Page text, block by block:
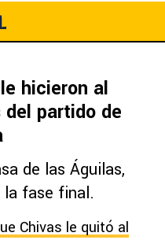
hicieron al
partido de
de las Águilas,
la fase final.
Chivas le quitó al